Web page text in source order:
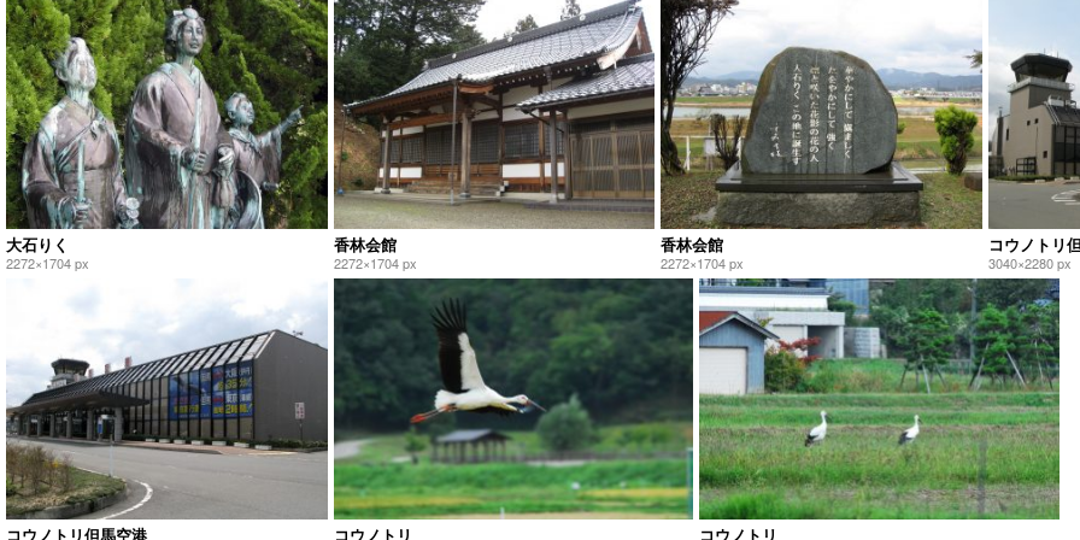
大石りく
2272×1704 px
香林会館
2272×1704 px
香林会館
2272×1704 px
コウノトリ
3040×2280 px
コウノトリ但馬空港 コウノトリ コウノトリ